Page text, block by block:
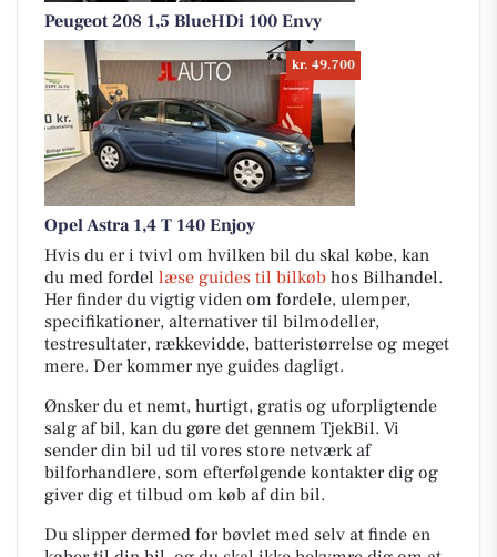
Peugeot 208 1,5 BlueHDi 100 Envy
kr. 49.700
Opel Astra 1,4 T 140 Enjoy
Hvis du er i tvivl om hvilken bil du skal købe, kan
du med fordel læse guides til bilkøb hos Bilhandel.
Her finder du vigtig viden om fordele, ulemper,
specifikationer, alternativer til bilmodeller,
testresultater, rækkevidde, batteristørrelse og meget
mere. Der kommer nye guides dagligt.
Ønsker du et nemt, hurtigt, gratis og uforpligtende
salg af bil, kan du gøre det gennem TjekBil. Vi
sender din bil ud til vores store netværk af
bilforhandlere, som efterfølgende kontakter dig og
giver dig et tilbud om køb af din bil.
Du slipper dermed for bøvlet med selv at finde en